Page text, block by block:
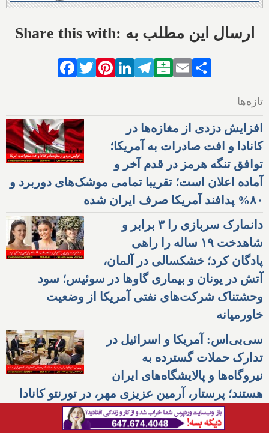
Share this with: ارسال این مطلب به
Facebook
TwitterPinterestLinkedIn
Telegram
Balatarin
Email
تازه‌ها
افزایش دزدی از مغازه‌ها در
کانادا و افت صادرات به آمریکا؛
توافق تنگه هرمز در قدم آخر و
آماده اعلان است؛ تقریبا تمامی موشک‌های دوربرد و
۸۰% پدافند آمریکا صرف ایران شده
دانمارک سربازی را ۳ برابر و
شاهدخت ۱۹ ساله را راهی
پادگان کرد؛ خشکسالی در آلمان،
آتش در یونان و بیماری گاوها در سوئیس؛ سود
وحشتناک شرکت‌های نفتی آمریکا از وضعیت
خاورمیانه
سی‌بی‌اس: آمریکا و اسرائیل در
تدارک حملات گسترده به
نیروگاه‌ها و پالایشگاه‌های ایران
هستند؛ پرستار، آرمین عزیزی مهر، در تورنتو کانادا
متهم به آزار جنسی کارآموزش شد؛ اسرائیل راننده
آمبولانس و انگلیس شهروند انگلیسی-آذربایجانی